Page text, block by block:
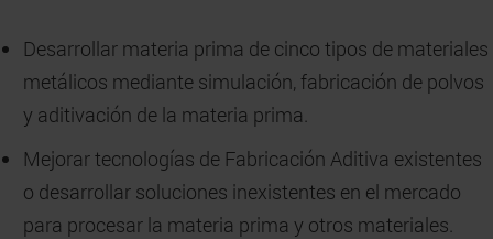
Desarrollar materia prima de cinco tipos de materiales
metálicos mediante simulación, fabricación de polvos
y aditivación de la materia prima.
Mejorar tecnologías de Fabricación Aditiva existentes
o desarrollar soluciones inexistentes en el mercado
para procesar la materia prima y otros materiales.